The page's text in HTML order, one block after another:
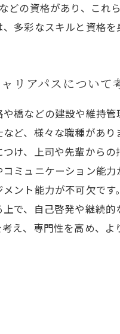
どの資格があり、これ
多彩なスキルと資格を
リアパスについて
橋などの建設や維持
ど、様々な職種があ
け、上司や先輩から
ミュニケーション能
ント能力が不可欠で
で、自己啓発や継続
え、専門性を高め、